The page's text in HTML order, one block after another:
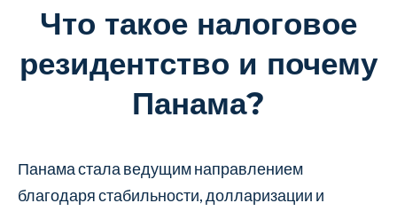
Что такое налоговое
резидентство и почему
Панама?
Панама стала ведущим направлением
благодаря стабильности, долларизации и